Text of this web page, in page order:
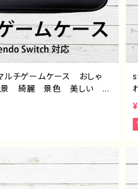
チゲームケース おしゃ
景 綺麗 景色 美しい エ
スタルジック スイッチケ
性的 おすすめ 人気 イラ
エイター 絵師 オリジナ